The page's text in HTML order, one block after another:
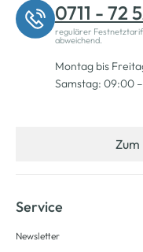
0711 - 72
regulärer
abweichend.
Montag bis
Samstag: 09:00
Service
Newsletter